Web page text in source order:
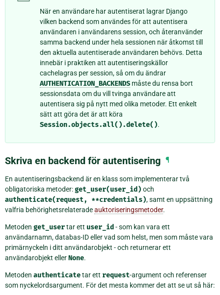
När en användare har autentiserat lagrar Django
vilken backend som användes för att autentisera
användaren i användarens session, och återanvänder
samma backend under hela sessionen när åtkomst till
den aktuella autentiserade användaren behövs. Detta
innebär i praktiken att autentiseringskällor
cachelagras per session, så om du ändrar
AUTHENTICATION_BACKENDS måste du rensa bort
sessionsdata om du vill tvinga användare att
autentisera sig på nytt med olika metoder. Ett enkelt
sätt att göra det är att köra
Session.objects.all().delete().
Skriva en backend för autentisering ¶
En autentiseringsbackend är en klass som implementerar två
obligatoriska metoder:get_user(user_id) och
authenticate(request, **credentials), samt en uppsättning
valfria behörighetsrelateradeauktoriseringsmetoder.
Metoden get_usertar ett user_id - som kan vara ett
användarnamn, databas-ID eller vad som helst, men som måste vara
primärnyckeln i ditt användarobjekt - och returnerar ett
användarobjekt ellerNone.
Metoden authenticatetar ett request-argument och referenser
som nyckelordsargument. För det mesta kommer det att se ut så här: